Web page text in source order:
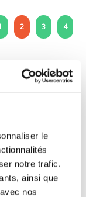
le
notre trafic.
ainsi que
nos
2 3 4
interrogative
game)
the sentence,